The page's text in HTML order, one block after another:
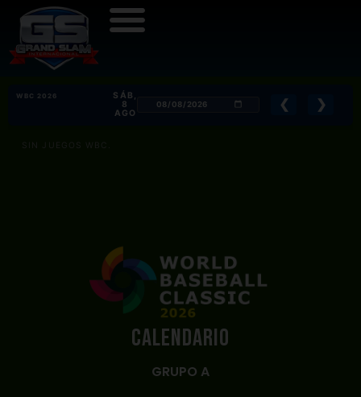
WBC 2026
SÁB,
8
AGO
❮ ❯
SIN JUEGOS WBC.
CALENDARIO
GRUPO A